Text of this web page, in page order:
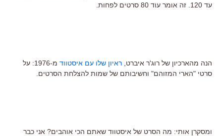
עד 120. זה אומר עוד 80 סרטים לפחות.
הנה מהארכיון של רוג'ר איברט, ראיון שלו עם איסטווד
מ-1976: על
סרטי "הארי המזוהם" וחשיבותם של שמות להצלחת הסרטים.
ומסקרן אותי: מה הסרט של איסטווד שאתם הכי אוהבים? אני כבר